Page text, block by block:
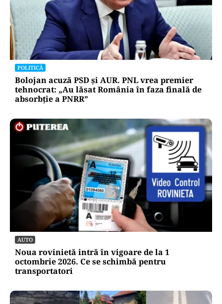
POLITICĂ
Bolojan acuză PSD și AUR. PNL vrea premier
tehnocrat: „Au lăsat România în faza finală de
absorbţie a PNRR”
AUTO
Noua rovinietă intră în vigoare de la 1
octombrie 2026. Ce se schimbă pentru
transportatori